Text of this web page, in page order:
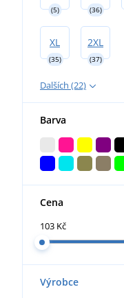
(5) (36)
XL
(35)
2XL
(37)
Dalších (22)
Barva
Cena
103 Kč
Výrobce